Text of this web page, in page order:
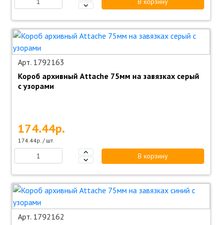
Арт. 1792163
Короб архивный Attache 75мм на завязках серый
с узорами
174.44р.
174.44р. / шт.
В корзину
Арт. 1792162